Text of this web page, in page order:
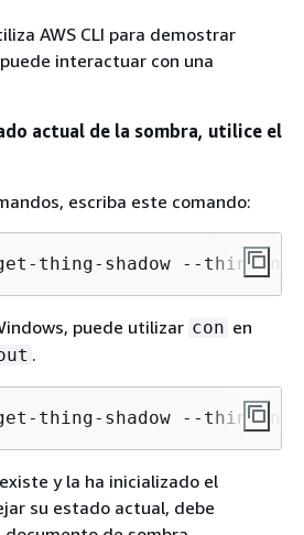
AWS CLI para demostrar
interactuar con una
actual de la sombra, utilice el
escriba este comando:
thing-shadow --thing-
puede utilizar con en
.
thing-shadow --thing-name
y la ha inicializado el
su estado actual, debe